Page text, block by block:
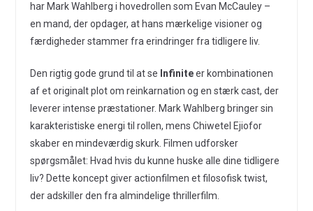
har Mark Wahlberg i hovedrollen som Evan McCauley –
en mand, der opdager, at hans mærkelige visioner og
færdigheder stammer fra erindringer fra tidligere liv.
Den rigtig gode grund til at se Infiniteer kombinationen
af et originalt plot om reinkarnation og en stærk cast, der
leverer intense præstationer. Mark Wahlberg bringer sin
karakteristiske energi til rollen, mens Chiwetel Ejiofor
skaber en mindeværdig skurk. Filmen udforsker
spørgsmålet: Hvad hvis du kunne huske alle dine tidligere
liv? Dette koncept giver actionfilmen et filosofisk twist,
der adskiller den fra almindelige thrillerfilm.